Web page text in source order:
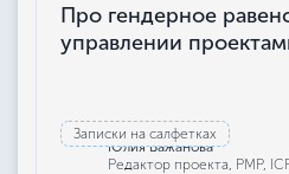
Записки на салфетках
Про гендерное
управлении
Юлия Бажанова
Редактор проекта, РМР,